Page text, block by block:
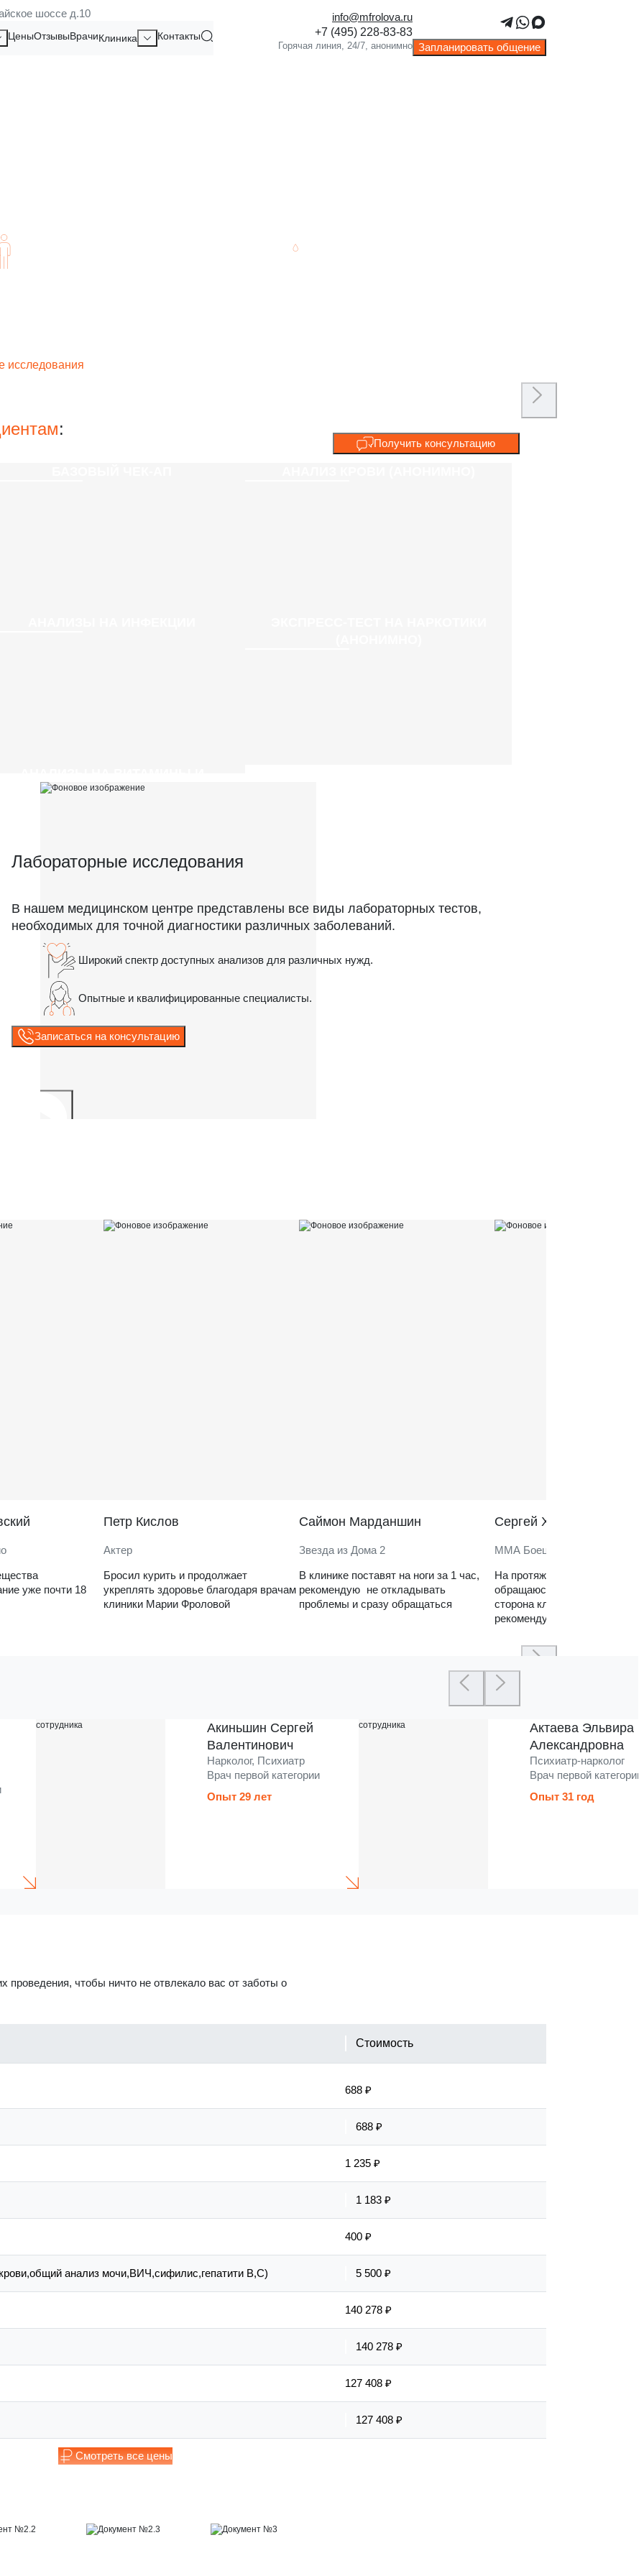
шоссе д.10
ЦеныОтзывыВрачиКлиника Контакты
info@mfrolova.ru
Запланировать общение
исследования
:
Получить консультацию
МИКРОЭЛЕМЕНТЫ
Лабораторные исследования
В нашем медицинском центре представлены все виды лабораторных тестов,
необходимых для точной диагностики различных заболеваний.
Широкий спектр доступных анализов для различных нужд.
Опытные и квалифицированные специалисты.
Записаться на консультацию
уже почти 18
Петр Кислов
Актер
Бросил курить и продолжает
укреплять здоровье благодаря врачам
клиники Марии Фроловой
Саймон Марданшин
Звезда из Дома 2
В клинике поставят на ноги за 1 час,
рекомендую не откладывать
проблемы и сразу обращаться
Сергей Харитонов
ММА Боец
На протяжении нескольких
обращаюсь в клинику.
сторона клиники —
рекомендую
Акиньшин Сергей
Валентинович
Нарколог, Психиатр
Врач первой категории
Опыт 29 лет
Актаева Эльвира
Александровна
Психиатр-нарколог
Врач первой категории
Опыт 31 год
чтобы ничто не отвлекало вас от заботы о
Стоимость
688 ₽
688 ₽
1 235 ₽
1 183 ₽
400 ₽
анализ мочи,ВИЧ,сифилис,гепатити В,С) 5 500 ₽
140 278 ₽
140 278 ₽
127 408 ₽
127 408 ₽
Смотреть все цены